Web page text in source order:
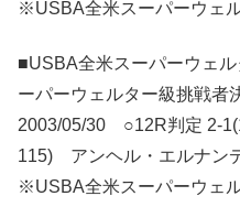
※USBA全米スーパーウェ
■USBA全米スーパーウェ
ーパーウェルター級挑戦者
2003/05/30 ○12R判定 2-
115) アンヘル・エルナン
※USBA全米スーパーウェ